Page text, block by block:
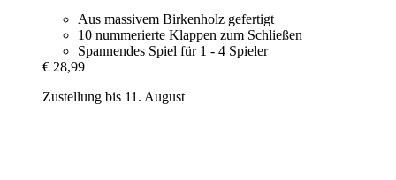
Aus massivem Birkenholz gefertigt
10 nummerierte Klappen zum Schließen
Spannendes Spiel für 1 - 4 Spieler
€ 28,99
Zustellung bis 11. August